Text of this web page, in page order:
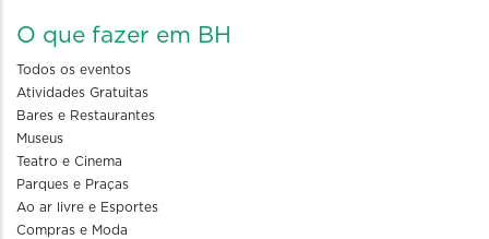
O que fazer em BH
Todos os eventos
Atividades Gratuitas
Bares e Restaurantes
Museus
Teatro e Cinema
Parques e Praças
Ao ar livre e Esportes
Compras e Moda